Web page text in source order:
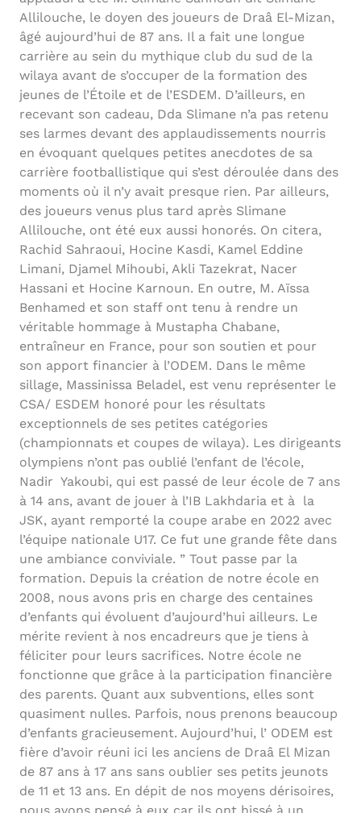
Allilouche, le doyen des joueurs de Draâ El-Mizan,
âgé aujourd’hui de 87 ans. Il a fait une longue
carrière au sein du mythique club du sud de la
wilaya avant de s’occuper de la formation des
jeunes de l’Étoile et de l’ESDEM. D’ailleurs, en
recevant son cadeau, Dda Slimane n’a pas retenu
ses larmes devant des applaudissements nourris
en évoquant quelques petites anecdotes de sa
carrière footballistique qui s’est déroulée dans des
moments où il n’y avait presque rien. Par ailleurs,
des joueurs venus plus tard après Slimane
Allilouche, ont été eux aussi honorés. On citera,
Rachid Sahraoui, Hocine Kasdi, Kamel Eddine
Limani, Djamel Mihoubi, Akli Tazekrat, Nacer
Hassani et Hocine Karnoun. En outre, M. Aïssa
Benhamed et son staff ont tenu à rendre un
véritable hommage à Mustapha Chabane,
entraîneur en France, pour son soutien et pour
son apport financier à l’ODEM. Dans le même
sillage, Massinissa Beladel, est venu représenter le
CSA/ ESDEM honoré pour les résultats
exceptionnels de ses petites catégories
(championnats et coupes de wilaya). Les dirigeants
olympiens n’ont pas oublié l’enfant de l’école,
Nadir Yakoubi, qui est passé de leur école de 7 ans
à 14 ans, avant de jouer à l’IB Lakhdaria et à la
JSK, ayant remporté la coupe arabe en 2022 avec
l’équipe nationale U17. Ce fut une grande fête dans
une ambiance conviviale. ” Tout passe par la
formation. Depuis la création de notre école en
2008, nous avons pris en charge des centaines
d’enfants qui évoluent d’aujourd’hui ailleurs. Le
mérite revient à nos encadreurs que je tiens à
féliciter pour leurs sacrifices. Notre école ne
fonctionne que grâce à la participation financière
des parents. Quant aux subventions, elles sont
quasiment nulles. Parfois, nous prenons beaucoup
d’enfants gracieusement. Aujourd’hui, l’ ODEM est
fière d’avoir réuni ici les anciens de Draâ El Mizan
de 87 ans à 17 ans sans oublier ses petits jeunots
de 11 et 13 ans. En dépit de nos moyens dérisoires,
nous avons pensé à eux car ils ont hissé à un